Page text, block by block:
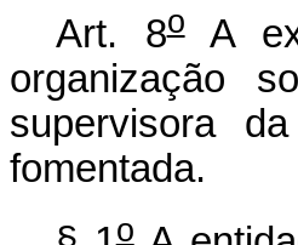
Art. 8oA
organização
supervisora
fomentada.
o